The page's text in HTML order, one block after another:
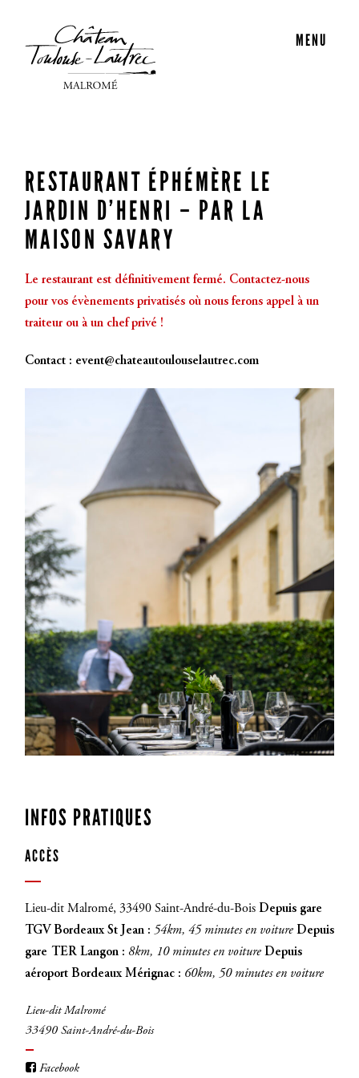
MENU
RESTAURANT ÉPHÉMÈRE LE
JARDIN D’HENRI – PAR LA
MAISON SAVARY
Le restaurant est définitivement fermé. Contactez-nous
pour vos évènements privatisés où nous ferons appel à un
traiteur ou à un chef privé !
Contact : event@chateautoulouselautrec.com
INFOS PRATIQUES
ACCÈS
Lieu-dit Malromé, 33490 Saint-André-du-Bois Depuis gare
TGV Bordeaux St Jean : 54km, 45 minutes en voiture Depuis
gare TER Langon : 8km, 10 minutes en voiture Depuis
aéroport Bordeaux Mérignac : 60km, 50 minutes en voiture
Lieu-dit Malromé
33490 Saint-André-du-Bois
Facebook